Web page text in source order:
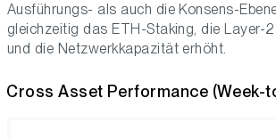
Ausführungs- als auch die Konsens-
gleichzeitig das ETH-Staking, die Layer-
und die Netzwerkkapazität erhöht.
Cross Asset Performance (Week-